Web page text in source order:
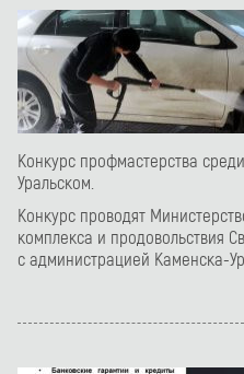
Конкурс профмастерства
Уральском.
Конкурс проводят
комплекса и продовольствия
с администрацией Каменска-